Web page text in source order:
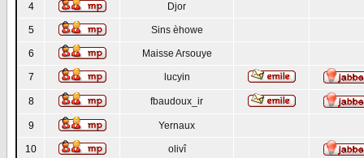
4 Djor
5 Sins èhowe
6 Maisse Arsouye
7 lucyin
8 fbaudoux_ir
9 Yernaux
10 olivî